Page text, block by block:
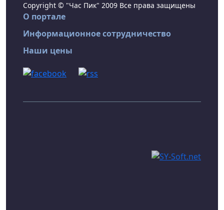
Copyright © "Час Пик" 2009 Все права защищены
О портале
Информационное сотрудничество
Наши цены